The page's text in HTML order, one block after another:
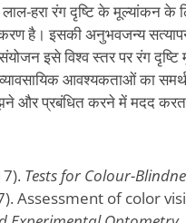
लाल-हरा रंग दृष्टि के मूल्यांकन
है। इसकी अनुभवजन्य
इसे विश्व स्तर पर रंग
आवश्यकताओं का
और प्रबंधित करने में मदद
Tests for Colour-
Assessment of color